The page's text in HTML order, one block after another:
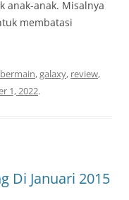
anak-anak. Misalnya
membatasi
bermain,galaxy, review,
1, 2022.
Di Januari 2015